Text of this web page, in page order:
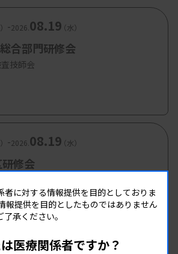
-2026. 08.19（水）
合部門研修会
技師会
-2026. 08.19（水）
修会
者に対する情報提供を目的としておりま
報提供を目的としたものではありません
承ください。
医療関係者ですか？